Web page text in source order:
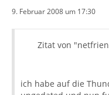
9. Februar 2008 um 17:30
Zitat von
ich habe auf die